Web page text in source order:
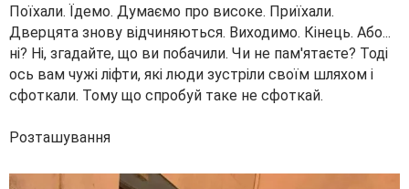
Поїхали. Їдемо. Думаємо про високе. Приїхали.
Дверцята знову відчиняються. Виходимо. Кінець. Або...
ні? Ні, згадайте, що ви побачили. Чи не пам'ятаєте? Тоді
ось вам чужі ліфти, які люди зустріли своїм шляхом і
сфоткали. Тому що спробуй таке не сфоткай.
Розташування